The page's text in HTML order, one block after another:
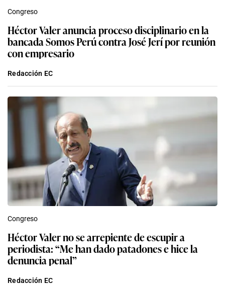
Congreso
Héctor Valer anuncia proceso disciplinario en la
bancada Somos Perú contra José Jerí por reunión
con empresario
Redacción EC
Congreso
Héctor Valer no se arrepiente de escupir a
periodista: “Me han dado patadones e hice la
denuncia penal”
Redacción EC